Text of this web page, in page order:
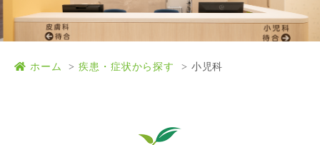
ホーム 疾患・症状から探す 小児科